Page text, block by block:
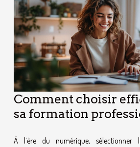
Comment choisir
sa formation
À l’ère du numérique, sélectionner